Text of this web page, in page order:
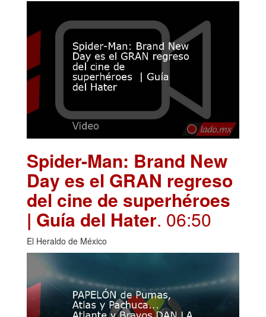
Spider-Man: Brand New
Day es el GRAN regreso
del cine de superhéroes
| Guía del Hater. 06:50
El Heraldo de México